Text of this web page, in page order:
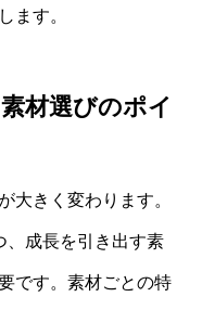
ます。
材選びのポイ
大きく変わります。
、成長を引き出す素
です。素材ごとの特